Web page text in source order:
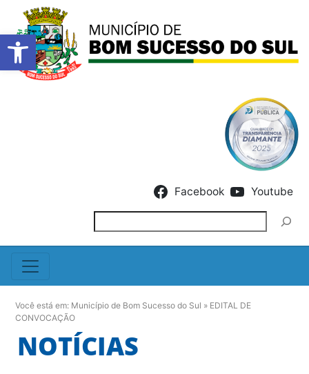
Barra de Ferramentas
Facebook Youtube
Você está em: Município de Bom Sucesso do Sul » EDITAL DE
CONVOCAÇÃO
NOTÍCIAS